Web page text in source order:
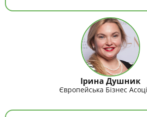
Ірина Душник
Європейська Бізнес